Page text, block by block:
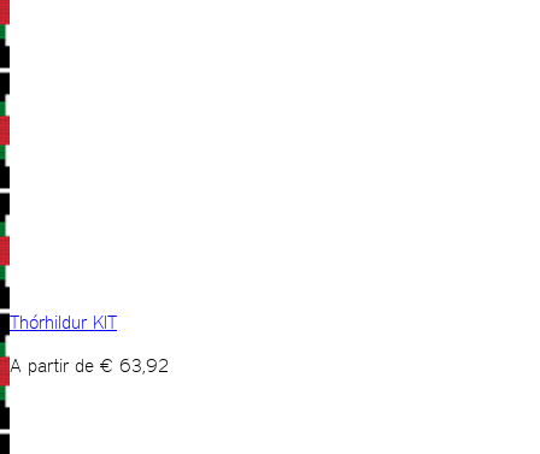
Thórhildur KIT
A partir de € 63,92